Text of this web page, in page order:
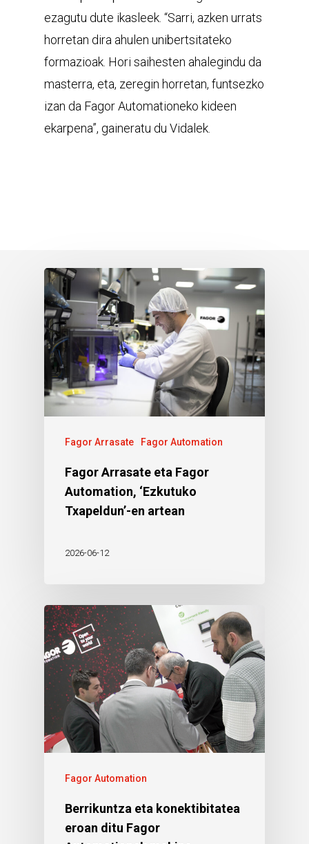
ezagutu dute ikasleek. “Sarri, azken urrats
horretan dira ahulen unibertsitateko
formazioak. Hori saihesten ahalegindu da
masterra, eta, zeregin horretan, funtsezko
izan da Fagor Automationeko kideen
ekarpena”, gaineratu du Vidalek.
Fagor Arrasate Fagor Automation
Fagor Arrasate eta Fagor
Automation, ‘Ezkutuko
Txapeldun’-en artean
2026-06-12
Fagor Automation
Berrikuntza eta konektibitatea
eroan ditu Fagor